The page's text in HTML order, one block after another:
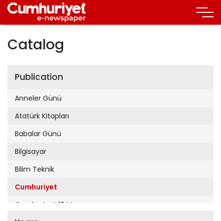
Catalog
Publication
Anneler Günü
Atatürk Kitapları
Babalar Günü
Bilgisayar
Bilim Teknik
Cumhuriyet
Cumhuriyet 19 Mayıs